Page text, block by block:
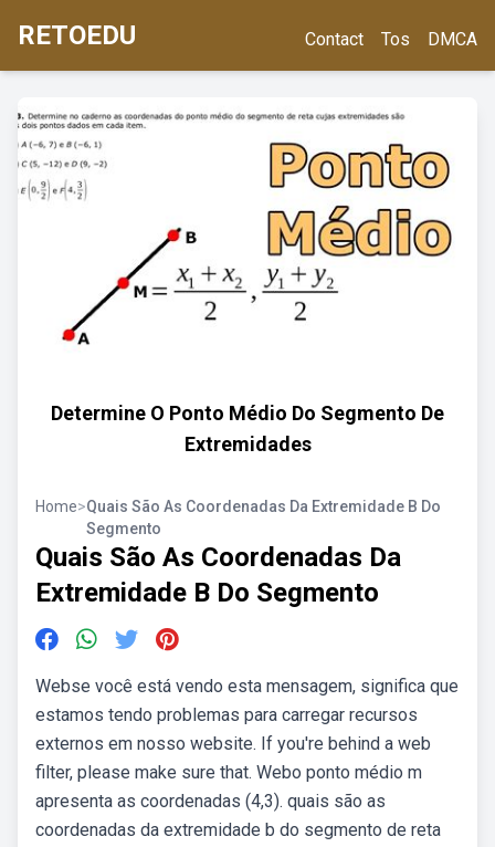
RETOEDU Contact Tos DMCA
Determine O Ponto Médio Do Segmento De
Extremidades
Home>Quais São As Coordenadas Da Extremidade B Do
Segmento
Quais São As Coordenadas Da
Extremidade B Do Segmento
Webse você está vendo esta mensagem, significa que
estamos tendo problemas para carregar recursos
externos em nosso website. If you're behind a web
filter, please make sure that. Webo ponto médio m
apresenta as coordenadas (4,3). quais são as
coordenadas da extremidade b do segmento de reta